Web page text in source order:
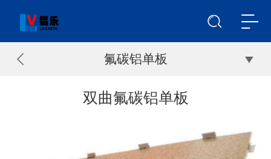
氟碳铝单板
双曲氟碳铝单板